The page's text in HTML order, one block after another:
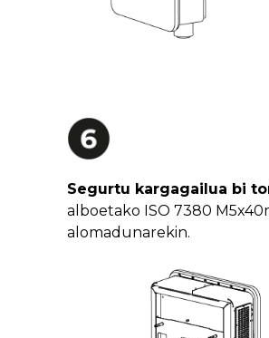
Segurtu kargagailua bi
alboetako ISO 7380
alomadunarekin.